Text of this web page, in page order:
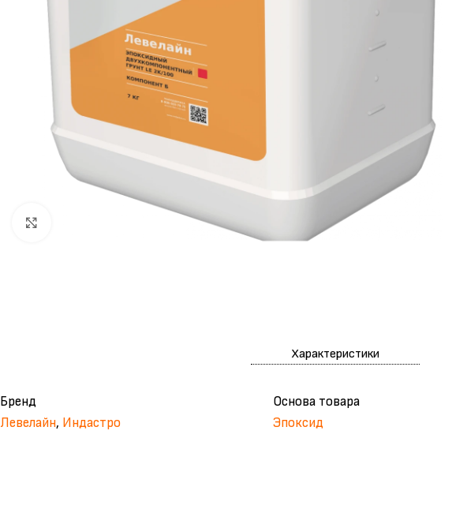
Нажмите, чтобы увеличить
Характеристики
Бренд
Левелайн, Индастро
Основа товара
Эпоксид